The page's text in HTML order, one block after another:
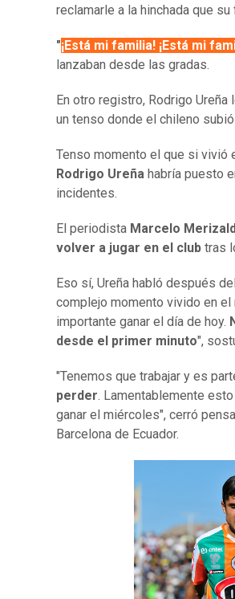
reclamarle a la hinchada que
"¡Está mi familia! ¡Está mi
lanzaban desde las gradas.
En otro registro, Rodrigo Ureña
un tenso donde el chileno
Tenso momento el que si vivió
Rodrigo Ureña habría puesto
incidentes.
El periodista Marcelo
volver a jugar en el club tras
Eso sí, Ureña habló después
complejo momento vivido en
importante ganar el día de hoy.
desde el primer minuto",
"Tenemos que trabajar y es
perder. Lamentablemente
ganar el miércoles", cerró
Barcelona de Ecuador.